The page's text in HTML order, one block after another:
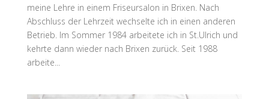
meine Lehre in einem Friseursalon in Brixen. Nach
Abschluss der Lehrzeit wechselte ich in einen anderen
Betrieb. Im Sommer 1984 arbeitete ich in St.Ulrich und
kehrte dann wieder nach Brixen zurück. Seit 1988
arbeite...